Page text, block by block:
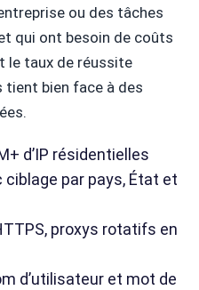
ou des tâches
qui ont besoin de coûts
le taux de réussite
tient bien face à des
d’IP résidentielles
ciblage par pays, État et
proxys rotatifs en
d’utilisateur et mot de